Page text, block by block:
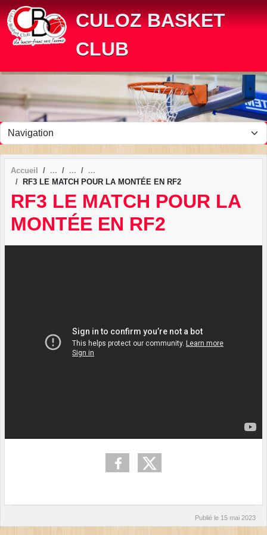
CULOZ BASKET
CLUB
Accueil
RF3 LE MATCH POUR LA MONTÉE EN RF2
RF3 LE MATCH POUR LA
MONTÉE EN RF2
Publié le 15 mai 2023
Panneau de gestion des cookies